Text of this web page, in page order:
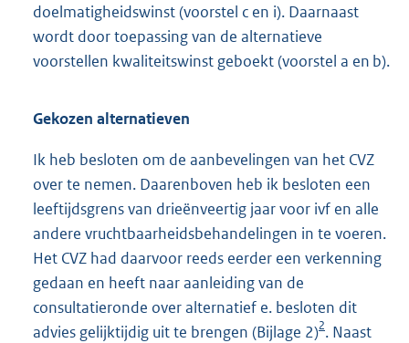
doelmatigheidswinst (voorstel c en i). Daarnaast
wordt door toepassing van de alternatieve
voorstellen kwaliteitswinst geboekt (voorstel a en b).
Gekozen alternatieven
Ik heb besloten om de aanbevelingen van het CVZ
over te nemen. Daarenboven heb ik besloten een
leeftijdsgrens van drieënveertig jaar voor ivf en alle
andere vruchtbaarheidsbehandelingen in te voeren.
Het CVZ had daarvoor reeds eerder een verkenning
gedaan en heeft naar aanleiding van de
consultatieronde over alternatief e. besloten dit
advies gelijktijdig uit te brengen (Bijlage 2)2. Naast